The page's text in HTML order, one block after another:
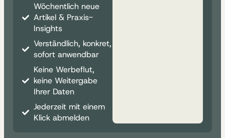
Wöchentlich neue
Artikel & Praxis-
Insights
Verständlich, konkret,
sofort anwendbar
Keine Werbeflut,
keine Weitergabe
Ihrer Daten
Jederzeit mit einem
Klick abmelden